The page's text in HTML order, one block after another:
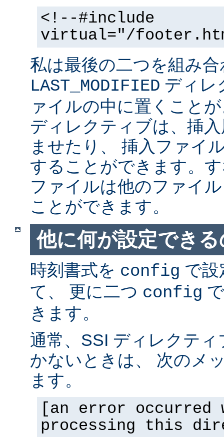
<!--#include
virtual="/
私は最後の二つを組み
LAST_MODIFIED ディレ
ァイルの中に置くこと
ディレクティブは、挿
ませたり、 挿入ファイ
することができます。
ファイルは他のファイ
ことができます。
他に何が設定でき
時刻書式を config で設
て、 更に二つ config
きます。
通常、SSI ディレクテ
かないときは、 次のメ
ます。
[an error occurred
processing this